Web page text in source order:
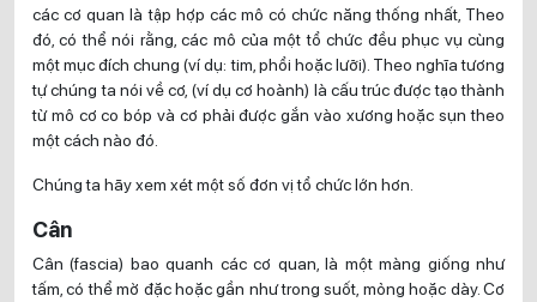
các cơ quan là tập hợp các mô có chức năng thống nhất, Theo
đó, có thể nói rằng, các mô của một tổ chức đều phục vụ cùng
một mục đích chung (ví dụ: tim, phổi hoặc lưỡi). Theo nghĩa tương
tự chúng ta nói về cơ, (ví dụ cơ hoành) là cấu trúc được tạo thành
từ mô cơ co bóp và cơ phải được gắn vào xương hoặc sụn theo
một cách nào đó.
Chúng ta hãy xem xét một số đơn vị tổ chức lớn hơn.
Cân
Cân (fascia) bao quanh các cơ quan, là một màng giống như
tấm, có thể mờ đặc hoặc gần như trong suốt, mỏng hoặc dày. Cơ